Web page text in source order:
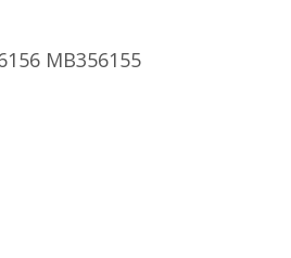
MB356155